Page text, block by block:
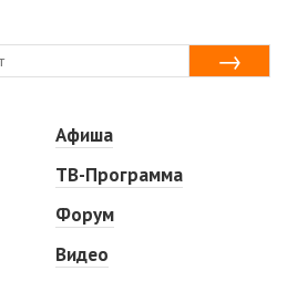
Афиша
ТВ-Программа
Форум
Видео